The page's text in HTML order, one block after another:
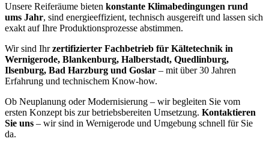
Unsere Reiferäume bieten konstante Klimabedingungen rund
ums Jahr, sind energieeffizient, technisch ausgereift und lassen sich
exakt auf Ihre Produktionsprozesse abstimmen.
Wir sind Ihrzertifizierter Fachbetrieb für Kältetechnik in
Wernigerode, Blankenburg, Halberstadt, Quedlinburg,
Ilsenburg, Bad Harzburg und Goslar – mit über 30 Jahren
Erfahrung und technischem Know-how.
Ob Neuplanung oder Modernisierung – wir begleiten Sie vom
ersten Konzept bis zur betriebsbereiten Umsetzung. Kontaktieren
Sie uns – wir sind in Wernigerode und Umgebung schnell für Sie
da.